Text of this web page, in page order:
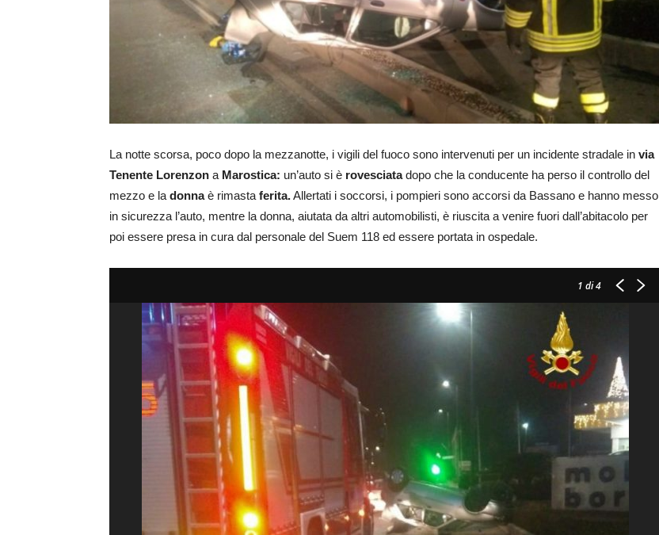
La notte scorsa, poco dopo la mezzanotte, i vigili del fuoco sono intervenuti per un incidente stradale in via
Tenente Lorenzon a Marostica: un’auto si è rovesciatadopo che la conducente ha perso il controllo del
mezzo e la donnaè rimasta ferita.Allertati i soccorsi, i pompieri sono accorsi da Bassano e hanno messo
in sicurezza l’auto, mentre la donna, aiutata da altri automobilisti, è riuscita a venire fuori dall’abitacolo per
poi essere presa in cura dal personale del Suem 118 ed essere portata in ospedale.
1 di 4